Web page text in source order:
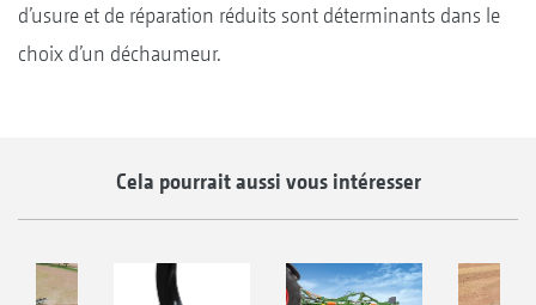
d’usure et de réparation réduits sont déterminants dans le
choix d’un déchaumeur.
Cela pourrait aussi vous intéresser